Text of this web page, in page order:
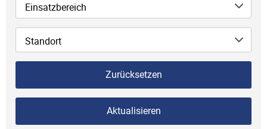
Einsatzbereich
Standort
Zurücksetzen
Aktualisieren